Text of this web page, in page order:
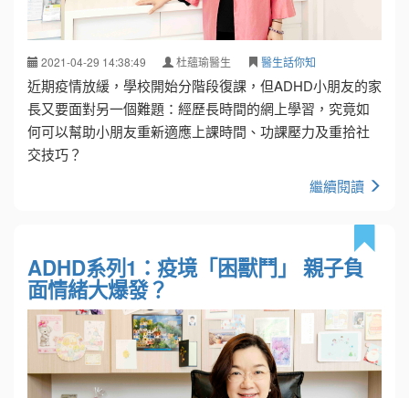
2021-04-29 14:38:49 杜蘊瑜醫生 醫生話你知
近期疫情放緩，學校開始分階段復課，但ADHD小朋友的家
長又要面對另一個難題：經歷長時間的網上學習，究竟如
何可以幫助小朋友重新適應上課時間、功課壓力及重拾社
交技巧？
繼續閱讀
ADHD系列1：疫境「困獸鬥」 親子負
面情緒大爆發？